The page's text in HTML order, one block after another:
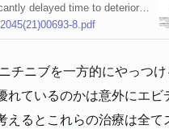
delayed time to deteriorati
a benefit for nivolumab plus
with advanced renal cell
8.pdf
チニブを一方的にやっつ
ているのかは意外にエ
るとこれらの治療は全て